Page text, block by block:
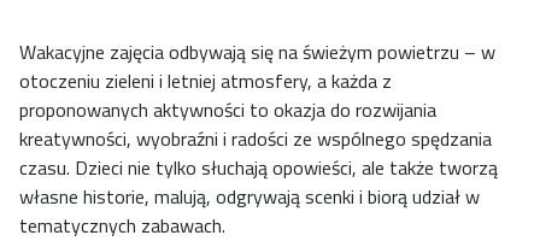
Wakacyjne zajęcia odbywają się na świeżym powietrzu – w
otoczeniu zieleni i letniej atmosfery, a każda z
proponowanych aktywności to okazja do rozwijania
kreatywności, wyobraźni i radości ze wspólnego spędzania
czasu. Dzieci nie tylko słuchają opowieści, ale także tworzą
własne historie, malują, odgrywają scenki i biorą udział w
tematycznych zabawach.